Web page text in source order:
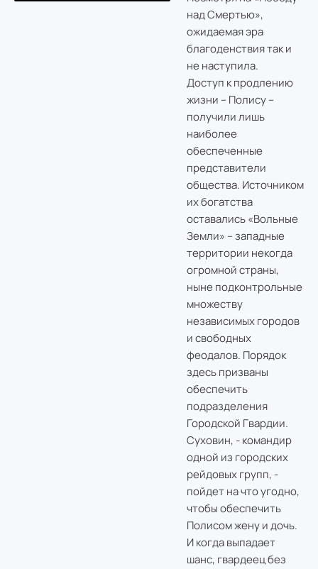
над Смертью»,
ожидаемая эра
благоденствия так и
не наступила.
Доступ к продлению
жизни – Полису –
получили лишь
наиболее
обеспеченные
представители
общества. Источником
их богатства
оставались «Вольные
Земли» – западные
территории некогда
огромной страны,
ныне подконтрольные
множеству
независимых городов
и свободных
феодалов. Порядок
здесь призваны
обеспечить
подразделения
Городской Гвардии.
Суховин, - командир
одной из городских
рейдовых групп, -
пойдет на что угодно,
чтобы обеспечить
Полисом жену и дочь.
И когда выпадает
шанс, гвардеец без